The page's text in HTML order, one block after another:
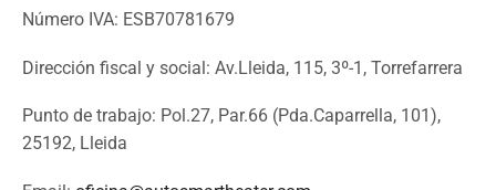
Número IVA: ESB70781679
Dirección fiscal y social: Av.Lleida, 115, 3º-1, Torrefarrera
Punto de trabajo: Pol.27, Par.66 (Pda.Caparrella, 101),
25192, Lleida